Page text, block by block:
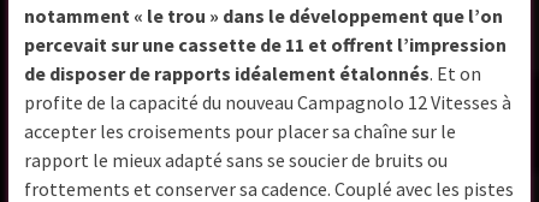
notamment « le trou » dans le développement que l’on
percevait sur une cassette de 11 et offrent l’impression
de disposer de rapports idéalement étalonnés. Et on
profite de la capacité du nouveau Campagnolo 12 Vitesses à
accepter les croisements pour placer sa chaîne sur le
rapport le mieux adapté sans se soucier de bruits ou
frottements et conserver sa cadence. Couplé avec les pistes